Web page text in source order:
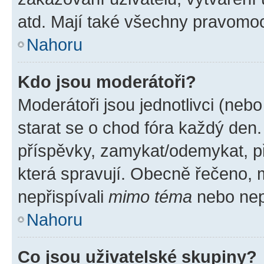
atd. Mají také všechny
Nahoru
Kdo jsou moderátoři?
Moderátoři jsou jednotlivci
starat se o chod fóra každý
příspěvky, zamykat/odemykat,
která spravují. Obecně řečeno,
nepřispívali mimo téma nebo
Nahoru
Co jsou uživatelské skupiny?